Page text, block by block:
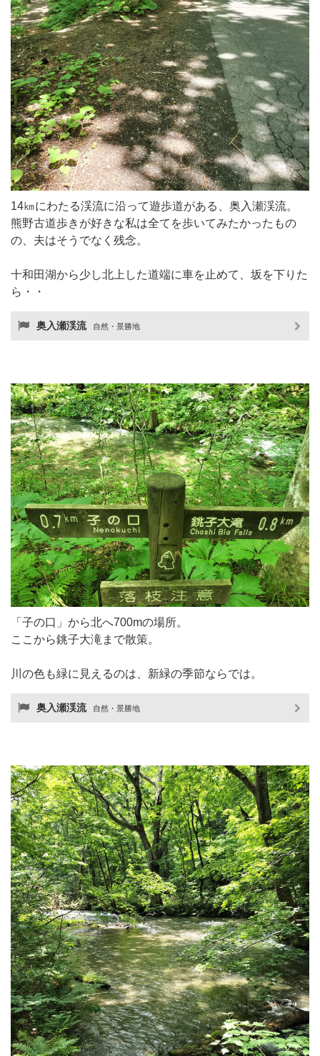
14㎞にわたる渓流に沿って遊歩道がある、奥入瀬渓流。
熊野古道歩きが好きな私は全てを歩いてみたかったもの
の、夫はそうでなく残念。
十和田湖から少し北上した道端に車を止めて、坂を下りた
ら・・
奥入瀬渓流 自然・景勝地
「子の口」から北へ700mの場所。
ここから銚子大滝まで散策。
川の色も緑に見えるのは、新緑の季節ならでは。
奥入瀬渓流 自然・景勝地